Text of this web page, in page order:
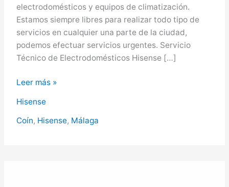
electrodomésticos y equipos de climatización.
Estamos siempre libres para realizar todo tipo de
servicios en cualquier una parte de la ciudad,
podemos efectuar servicios urgentes. Servicio
Técnico de Electrodomésticos Hisense […]
Hisense
Coín,
Servicio
Leer más »
Hisense
Coín, Hisense, Málaga